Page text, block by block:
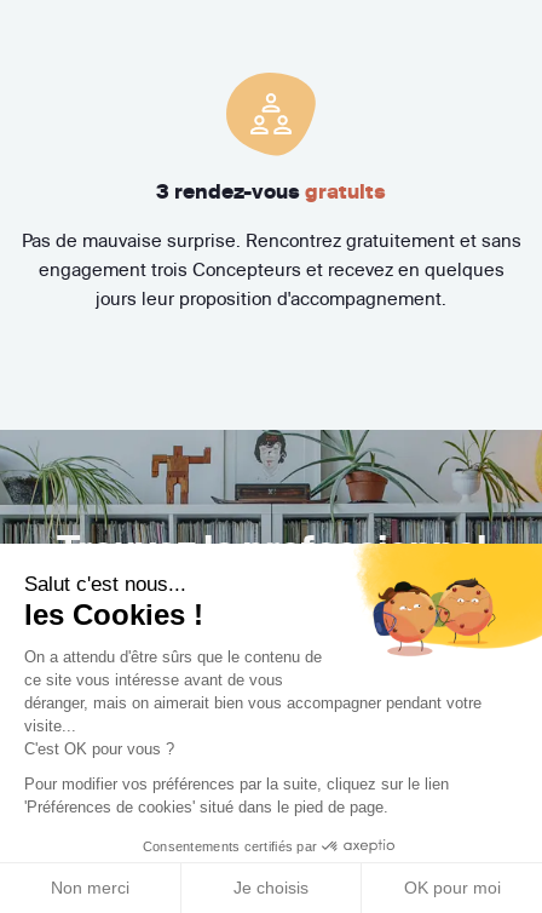
Salut c'est nous...
les Cookies !
On a attendu d'être sûrs que le contenu de
ce site vous intéresse avant de vous
déranger, mais on aimerait bien vous accompagner pendant votre
visite...
C'est OK pour vous ?
Pour modifier vos préférences par la suite, cliquez sur le lien
'Préférences de cookies' situé dans le pied de page.
Consentements certifiés par
Non merci Je choisis OK pour moi
3 rendez-vous gratuits
Pas de mauvaise surprise. Rencontrez gratuitement et sans
engagement trois Concepteurs et recevez en quelques
jours leur proposition d'accompagnement.
Trouvez le professionnel
le plus adapté à votre
projet !
Trouver mon Concepteur